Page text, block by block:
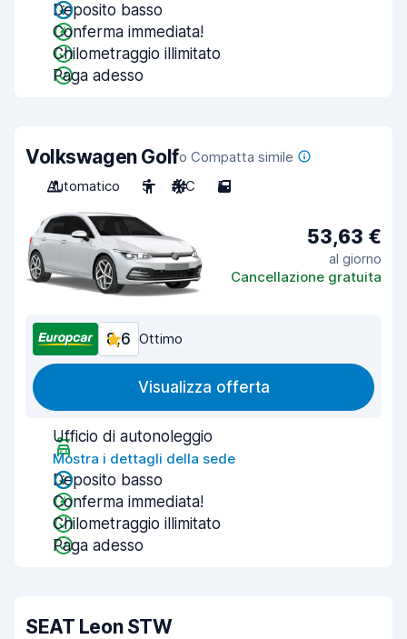
Deposito basso
Conferma immediata!
Chilometraggio illimitato
Paga adesso
Volkswagen Golfo Compatta simile
Automatico
5 A/C 5
53,63 €
al giorno
Cancellazione gratuita
8,6 Ottimo
Visualizza offerta
Ufficio di autonoleggio
Mostra i dettagli della sede
Deposito basso
Conferma immediata!
Chilometraggio illimitato
Paga adesso
SEAT Leon STW